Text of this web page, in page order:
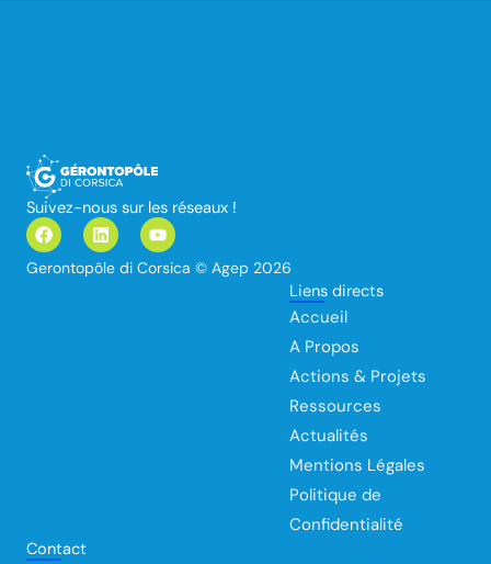
Suivez-nous sur les réseaux !
F
a
c
e
L
i
n
k
Y
o
u
t
Gerontopôle di Corsica © Agep 2026
Liens directs
Accueil
A Propos
Actions & Projets
Ressources
Actualités
Mentions Légales
Politique de
Confidentialité
Contact